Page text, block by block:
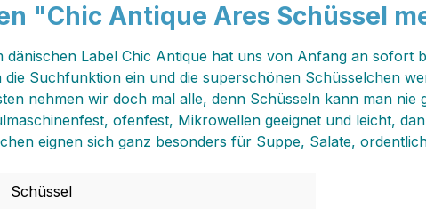
"Chic Antique Ares Schüssel
Label Chic Antique hat uns von Anfang an sofort
die Suchfunktion ein und die superschönen Schüsselchen
nehmen wir doch mal alle, denn Schüsseln kann man
ofenfest, Mikrowellen geeignet und leicht,
eignen sich ganz besonders für Suppe, Salate,
Schüssel